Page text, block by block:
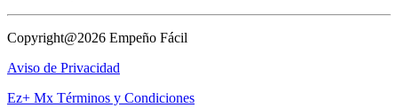
Copyright@2026 Empeño Fácil
Aviso de Privacidad
Ez+ Mx Términos y Condiciones